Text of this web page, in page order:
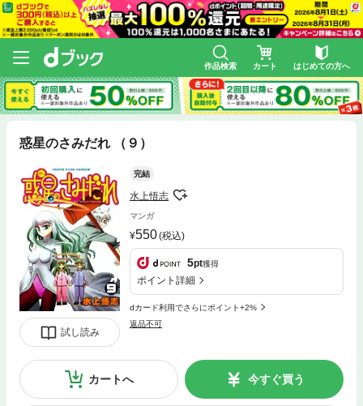
作品検索 カート はじめての方へ
惑星のさみだれ （９）
試し読み
完結
水上悟志
マンガ
550(税込)
5pt獲得
ポイント詳細
dカード利用でさらにポイント+2%
返品不可
カートへ 今すぐ買う